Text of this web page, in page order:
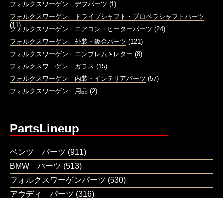
フォルクスワーゲン デフパーツ (1)
フォルクスワーゲン ドライブシャフト・プロペラシャフトパーツ
(11)
フォルクスワーゲン エアコン・ヒーターパーツ (24)
フォルクスワーゲン 外装・鈑金パーツ (121)
フォルクスワーゲン エンブレム＆レター (8)
フォルクスワーゲン ガラス (15)
フォルクスワーゲン 内装・インテリアパーツ (57)
フォルクスワーゲン 用品 (2)
PartsLineup
ベンツ パーツ (911)
BMW パーツ (513)
フォルクスワーゲンパーツ (630)
アウディ パーツ (316)